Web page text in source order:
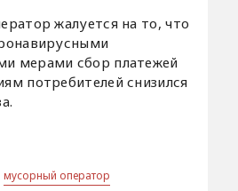
жалуется на то, что
мерами сбор платежей
потребителей снизился
мусорный оператор